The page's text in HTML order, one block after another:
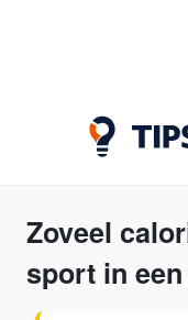
Zoveel
sport in